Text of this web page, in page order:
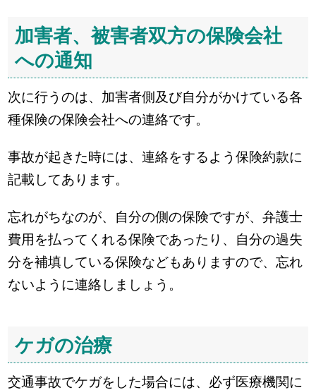
加害者、被害者双方の保険会社
への通知
次に行うのは、加害者側及び自分がかけている各
種保険の保険会社への連絡です。
事故が起きた時には、連絡をするよう保険約款に
記載してあります。
忘れがちなのが、自分の側の保険ですが、弁護士
費用を払ってくれる保険であったり、自分の過失
分を補填している保険などもありますので、忘れ
ないように連絡しましょう。
ケガの治療
交通事故でケガをした場合には、必ず医療機関に